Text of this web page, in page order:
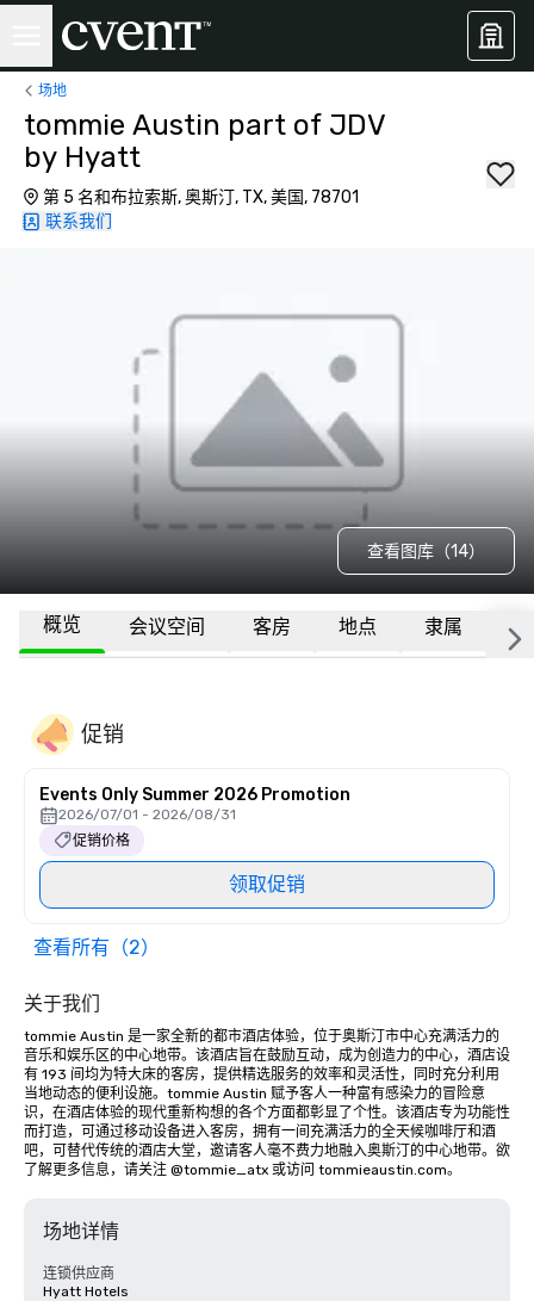
场地
tommie Austin part of JDV
by Hyatt
第 5 名和布拉索斯, 奥斯汀, TX, 美国, 78701
联系我们
查看图库（14）
概览 会议空间 客房 地点 隶属 更
促销
Events Only Summer 2026 Promotion
2026/07/01 - 2026/08/31
促销价格
领取促销
查看所有（2）
关于我们
tommie Austin 是一家全新的都市酒店体验，位于奥斯汀市中心充满活力的
音乐和娱乐区的中心地带。该酒店旨在鼓励互动，成为创造力的中心，酒店设
有 193 间均为特大床的客房，提供精选服务的效率和灵活性，同时充分利用
当地动态的便利设施。tommie Austin 赋予客人一种富有感染力的冒险意
识，在酒店体验的现代重新构想的各个方面都彰显了个性。该酒店专为功能性
而打造，可通过移动设备进入客房，拥有一间充满活力的全天候咖啡厅和酒
吧，可替代传统的酒店大堂，邀请客人毫不费力地融入奥斯汀的中心地带。欲
了解更多信息，请关注 @tommie_atx 或访问 tommieaustin.com。
场地详情
连锁供应商
Hyatt Hotels